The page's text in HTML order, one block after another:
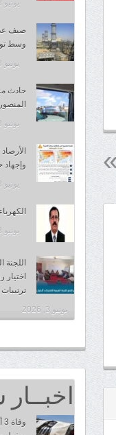
يونيو 3, 2026
صيف
وسط
يونيو 3, 2026
حادث
يونيو 3, 2026
يونيو 3, 2026
يونيو 3, 2026
اللجنة
اختيار
يونيو 3, 2026